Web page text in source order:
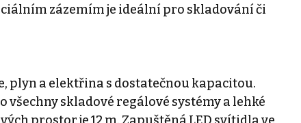
zázemím je ideální pro skladování či
plyn a elektřina s dostatečnou kapacitou.
skladové regálové systémy a lehké